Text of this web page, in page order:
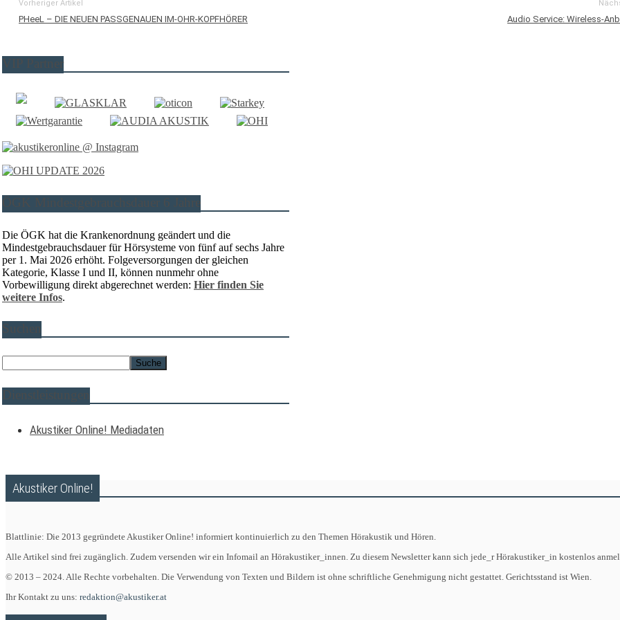
Vorheriger Artikel
PHeeL – DIE NEUEN PASSGENAUEN IM-OHR-KOPFHÖRER Audio Service: Wireless-
VIP Partner
ÖGK Mindestgebrauchsdauer 6 Jahre
Die ÖGK hat die Krankenordnung geändert und die
Mindestgebrauchsdauer für Hörsysteme von fünf auf sechs Jahre
per 1. Mai 2026 erhöht. Folgeversorgungen der gleichen
Kategorie, Klasse I und II, können nunmehr ohne
Vorbewilligung direkt abgerechnet werden: Hier finden Sie
weitere Infos.
Suchen
Dienstleistungen
Akustiker Online! Mediadaten
Akustiker Online!
Blattlinie: Die 2013 gegründete Akustiker Online! informiert kontinuierlich zu den Themen Hörakustik und Hören.
Alle Artikel sind frei zugänglich. Zudem versenden wir ein Infomail an Hörakustiker_innen. Zu diesem Newsletter kann sich jede_r Hörakustiker_in kostenlos
© 2013 – 2024. Alle Rechte vorbehalten. Die Verwendung von Texten und Bildern ist ohne schriftliche Genehmigung nicht gestattet. Gerichtsstand ist Wien.
Ihr Kontakt zu uns: redaktion@akustiker.at